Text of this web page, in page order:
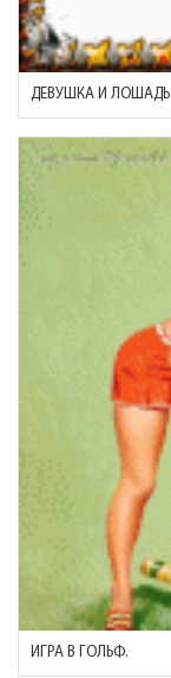
ДЕВУШКА И ЛОШАДЬ
ИГРА В ГОЛЬФ.